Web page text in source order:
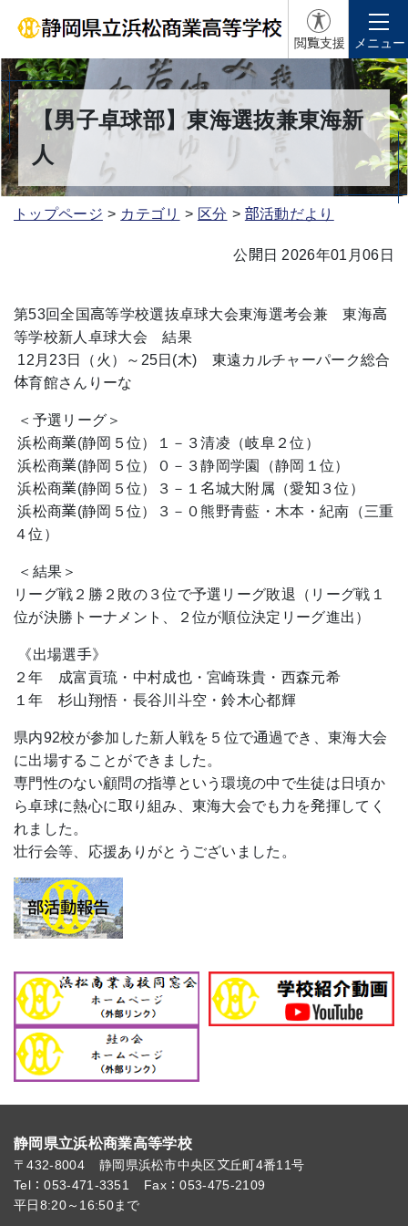
閲覧支援 メニュー
【男子卓球部】東海選抜兼東海新
人
トップページ カテゴリ 区分 部活動だより
公開日 2026年01月06日
第53回全国高等学校選抜卓球大会東海選考会兼 東海高
等学校新人卓球大会 結果
12月23日（火）～25日(木) 東遠カルチャーパーク総合
体育館さんりーな
＜予選リーグ＞
浜松商業(静岡５位）１－３清凌（岐阜２位）
浜松商業(静岡５位）０－３静岡学園（静岡１位）
浜松商業(静岡５位）３－１名城大附属（愛知３位）
浜松商業(静岡５位）３－０熊野青藍・木本・紀南（三重
４位）
＜結果＞
リーグ戦２勝２敗の３位で予選リーグ敗退（リーグ戦１
位が決勝トーナメント、２位が順位決定リーグ進出）
《出場選手》
２年 成富貢琉・中村成也・宮崎珠貴・西森元希
１年 杉山翔悟・長谷川斗空・鈴木心都輝
県内92校が参加した新人戦を５位で通過でき、東海大会
に出場することができました。
専門性のない顧問の指導という環境の中で生徒は日頃か
ら卓球に熱心に取り組み、東海大会でも力を発揮してく
れました。
壮行会等、応援ありがとうございました。
静岡県立浜松商業高等学校
〒432-8004
静岡県浜松市中央区文丘町4番11号
Tel：053-471-3351
Fax：053-475-2109
平日8:20～16:50まで